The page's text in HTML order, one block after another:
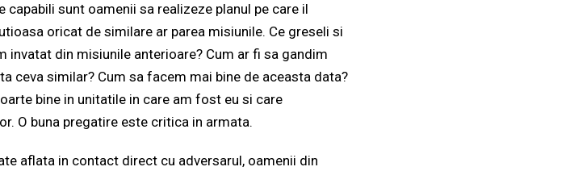
sunt oamenii sa realizeze planul pe care il
oricat de similare ar parea misiunile. Ce greseli si
invatat din misiunile anterioare? Cum ar fi sa gandim
ceva similar? Cum sa facem mai bine de aceasta data?
bine in unitatile in care am fost eu si care
O buna pregatire este critica in armata.
aflata in contact direct cu adversarul, oamenii din